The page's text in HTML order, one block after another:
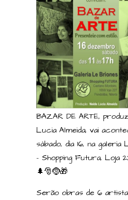
BAZAR DE ARTE,
Lucia Almeida, vai
sábado, dia 16, na
– Shopping Futura, Loja
🌲🎅🤶🎁
Serão obras de 6